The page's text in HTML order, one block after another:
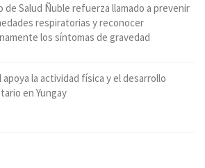
de Salud Ñuble refuerza llamado a prevenir
respiratorias y reconocer
los síntomas de gravedad
la actividad física y el desarrollo
en Yungay